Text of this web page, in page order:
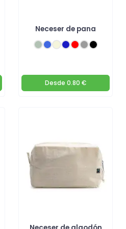
Neceser de pana
Desde 0.80 €